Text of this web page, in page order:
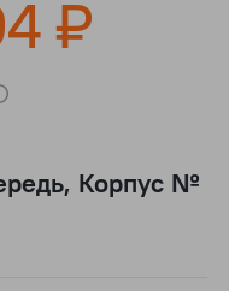
₽
Корпус №